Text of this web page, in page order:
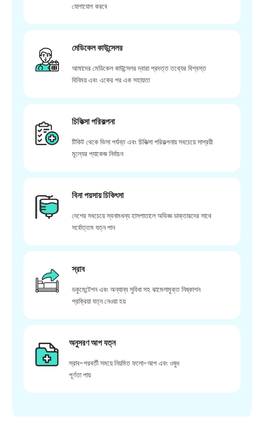
যোগাযোগ করবে
মেডিকেল কাউন্সেলর
আমাদের মেডিকেল কাউন্সেলর দ্বারা প্রদত্ত তথ্যের বিশ্বস্ত
বিনিময় এবং একের পর এক সহায়তা
চিকিত্সা পরিকল্পনা
টিকিট থেকে ভিসা পর্যন্ত এবং চিকিত্সা পরিকল্পনায় সবচেয়ে সাশ্রয়ী
মূল্যের প্যাকেজ নির্বাচন
বিনা পয়সায় চিকিৎসা
দেশের সবচেয়ে স্বনামধন্য হাসপাতালে অভিজ্ঞ ডাক্তারদের সাথে
সর্বোত্তম যত্ন পান
স্রাব
ডকুমেন্টেশন এবং অন্যান্য সুবিধা সহ ঝামেলামুক্ত নিষ্কাশন
প্রক্রিয়া যত্ন নেওয়া হয়
অনুসরণ আপ যত্ন
স্রাব-পরবর্তী সময়ে নিয়মিত ফলো-আপ এবং ওষুধ
পূর্ণতা পায়